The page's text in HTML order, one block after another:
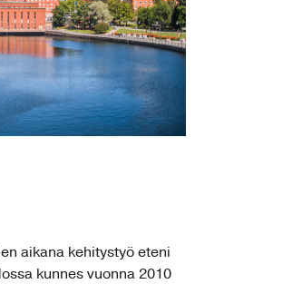
aikana kehitystyö eteni
kunnes vuonna 2010